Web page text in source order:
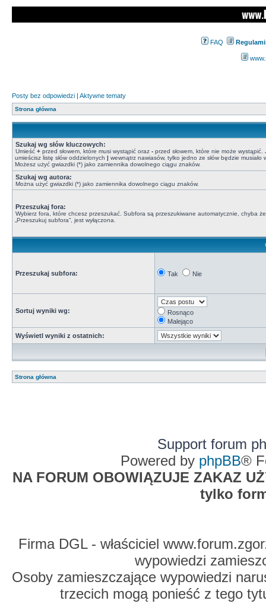
FAQ
Posty bez odpowiedzi | Aktywne tematy
Strona główna
Szukaj wg słów kluczowych:
Umieść + przed słowem, które musi wystąpić oraz - przed słowem, które nie może wystąpić.
umieścisz listę słów oddzielonych | wewnątrz nawiasów, tylko jedno ze słów będzie musiało
Możesz użyć gwiazdki (*) jako zamiennika dowolnego ciągu znaków.
Szukaj wg autora:
Można użyć gwiazdki (*) jako zamiennika dowolnego ciągu znaków.
Przeszukaj fora:
Wybierz fora, które chcesz przeszukać. Subfora są przeszukiwane automatycznie, chyba
„Przeszukuj subfora”, jest wyłączona.
Przeszukaj subfora: Tak Nie
Sortuj wyniki wg:
Rosnąco
Malejąco
Wyświetl wyniki z ostatnich:
Strona główna
Support forum
Powered by phpBB®
NA FORUM OBOWIĄZUJE ZAKAZ
tylko
Firma DGL - właściciel
wypowiedzi
Osoby zamieszczające wypowiedzi
trzecich mogą ponieść z tego